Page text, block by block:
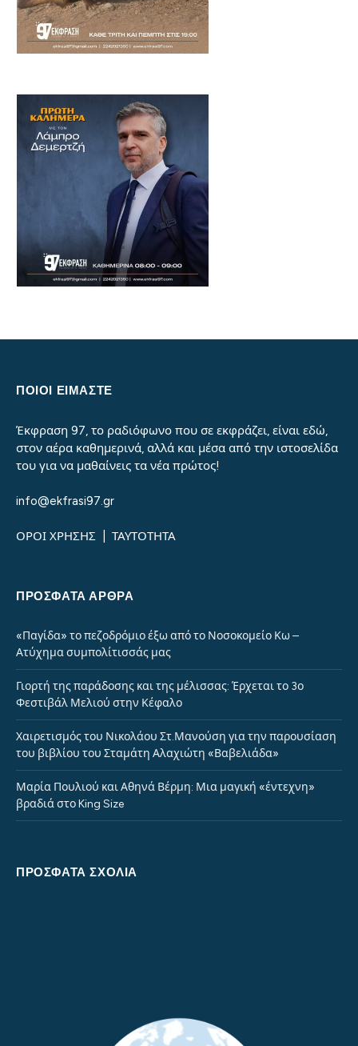
ΠΟΙΟΙ ΕΙΜΑΣΤΕ
Έκφραση 97, το ραδιόφωνο που σε εκφράζει, είναι εδώ,
στον αέρα καθημερινά, αλλά και μέσα από την ιστοσελίδα
του για να μαθαίνεις τα νέα πρώτος!
info@ekfrasi97.gr
ΟΡΟΙ ΧΡΗΣΗΣ ΤΑΥΤΟΤΗΤΑ
ΠΡΌΣΦΑΤΑ ΆΡΘΡΑ
«Παγίδα» το πεζοδρόμιο έξω από το Νοσοκομείο Κω –
Ατύχημα συμπολίτισσάς μας
Γιορτή της παράδοσης και της μέλισσας: Έρχεται το 3ο
Φεστιβάλ Μελιού στην Κέφαλο
Χαιρετισμός του Νικολάου Στ.Μανούση για την παρουσίαση
του βιβλίου του Σταμάτη Αλαχιώτη «Βαβελιάδα»
Μαρία Πουλιού και Αθηνά Βέρμη: Μια μαγική «έντεχνη»
βραδιά στο King Size
ΠΡΌΣΦΑΤΑ ΣΧΌΛΙΑ